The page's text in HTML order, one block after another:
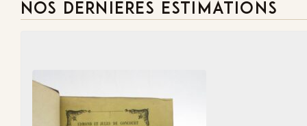
NOS DERNIÈRES ESTIMATIONS